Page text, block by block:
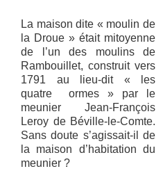
La maison dite « moulin de
la Droue » était mitoyenne
de l’un des moulins de
Rambouillet, construit vers
1791 au lieu-dit « les
quatre ormes » par le
meunier Jean-François
Leroy de Béville-le-Comte.
Sans doute s’agissait-il de
la maison d’habitation du
meunier ?